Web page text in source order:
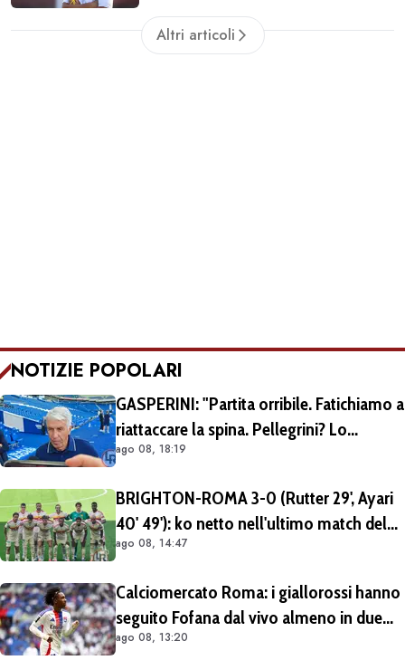
Altri articoli
NOTIZIE POPOLARI
GASPERINI: "Partita orribile. Fatichiamo a
riattaccare la spina. Pellegrini? Lo
rivedremo in campo tra un mese.
ago 08, 18:19
BRIGHTON-ROMA 3-0 (Rutter 29', Ayari
40' 49'): ko netto nell'ultimo match del
tour britannico (FOTO e VIDEO)
ago 08, 14:47
Calciomercato Roma: i giallorossi hanno
seguito Fofana dal vivo almeno in due
occasioni. Costa 40/45 milioni
ago 08, 13:20